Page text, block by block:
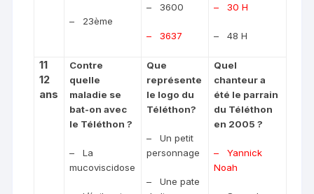
– 23ème
– 3600
– 3637
– 30 H
– 48 H
11
12
ans
Contre
quelle
maladie se
bat-on avec
le Téléthon ?
–
La
mucoviscidose
Que
représente
le logo du
Téléthon?
–
Un petit
personnage
–
Une pate
Quel
chanteur a
été le parrain
du Téléthon
en 2005 ?
–
Yannick
Noah